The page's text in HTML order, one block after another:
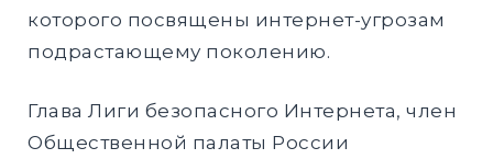
которого посвящены интернет-угрозам
подрастающему поколению.
Глава Лиги безопасного Интернета, член
Общественной палаты России